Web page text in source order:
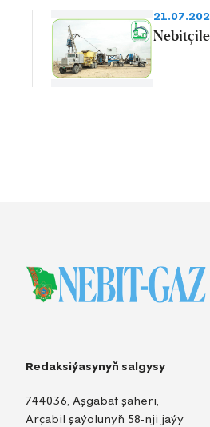
Redaksiýasynyň salgysy
744036, Aşgabat şäheri,
Arçabil şaýolunyň 58-nji jaýy